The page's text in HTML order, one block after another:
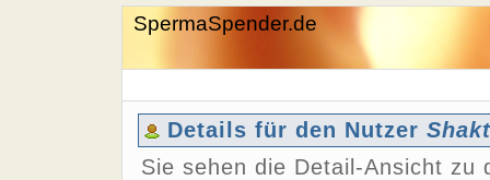
SpermaSpender.de
Details für den Nutzer
Sie sehen die Detail-Ansicht zu